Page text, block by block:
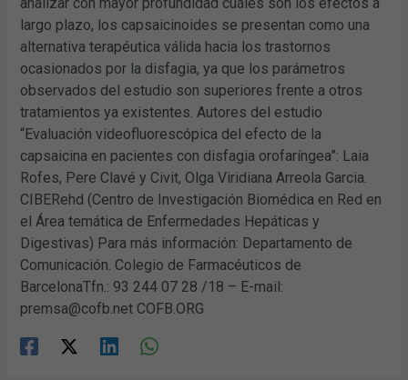
largo plazo, los capsaicinoides se presentan como una
alternativa terapéutica válida hacia los trastornos
ocasionados por la disfagia, ya que los parámetros
observados del estudio son superiores frente a otros
tratamientos ya existentes. Autores del estudio
“Evaluación videofluorescópica del efecto de la
capsaicina en pacientes con disfagia orofaríngea”: Laia
Rofes, Pere Clavé y Civit, Olga Viridiana Arreola Garcia.
CIBERehd (Centro de Investigación Biomédica en Red en
el Área temática de Enfermedades Hepáticas y
Digestivas) Para más información: Departamento de
Comunicación. Colegio de Farmacéuticos de
BarcelonaTfn.: 93 244 07 28 /18 – E-mail:
premsa@cofb.net COFB.ORG